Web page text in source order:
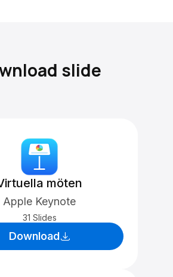
slide
möten
Apple Keynote
31 Slides
Download